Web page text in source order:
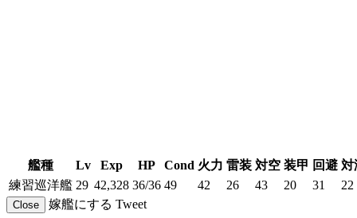
艦種 Lv Exp HP Cond 火力 雷装 対空 装甲 回避 対
練習巡洋艦 29 42,328 36/36 49 42 26 43 20 31 22
Close 嫁艦にする Tweet